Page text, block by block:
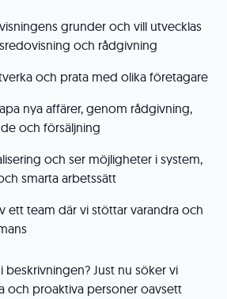
grunder och vill utvecklas
och rådgivning
och prata med olika företagare
nya affärer, genom rådgivning,
och försäljning
och ser möjligheter i system,
smarta arbetssätt
ett team där vi stöttar varandra och
beskrivningen? Just nu söker vi
och proaktiva personer oavsett